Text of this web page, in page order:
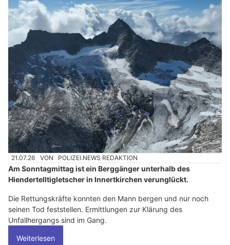
21.07.26 VON POLIZEI.NEWS REDAKTION
Am Sonntagmittag ist ein Berggänger unterhalb des
Hiendertelltigletscher in Innertkirchen verunglückt.
Die Rettungskräfte konnten den Mann bergen und nur noch
seinen Tod feststellen. Ermittlungen zur Klärung des
Unfallhergangs sind im Gang.
Weiterlesen